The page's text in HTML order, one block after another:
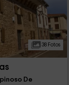
38 Fotos
De